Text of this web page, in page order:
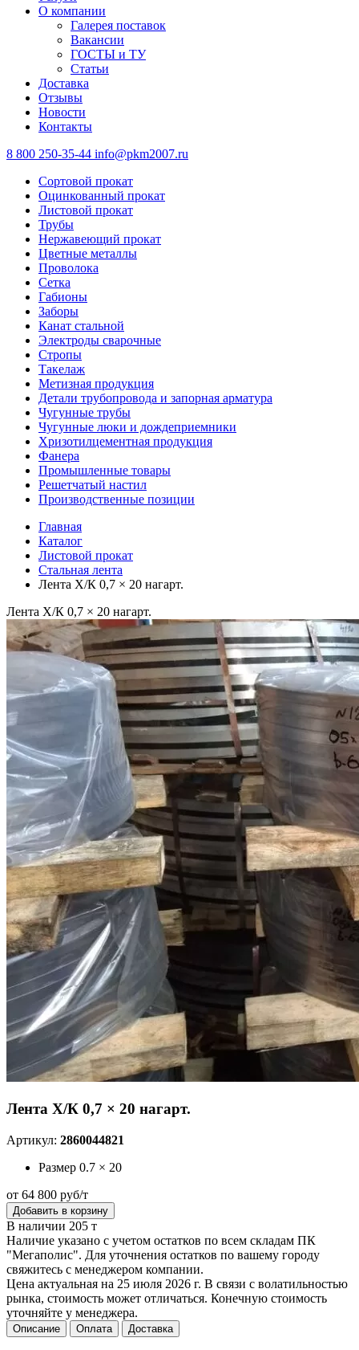
О компании
Галерея поставок
Вакансии
ГОСТЫ и ТУ
Статьи
Доставка
Отзывы
Новости
Контакты
8 800 250-35-44 info@pkm2007.ru
Сортовой прокат
Оцинкованный прокат
Листовой прокат
Трубы
Нержавеющий прокат
Цветные металлы
Проволока
Сетка
Габионы
Заборы
Канат стальной
Электроды сварочные
Стропы
Такелаж
Метизная продукция
Детали трубопровода и запорная арматура
Чугунные трубы
Чугунные люки и дождеприемники
Хризотилцементная продукция
Фанера
Промышленные товары
Решетчатый настил
Производственные позиции
Главная
Каталог
Листовой прокат
Стальная лента
Лента Х/К 0,7 × 20 нагарт.
Лента Х/К 0,7 × 20 нагарт.
Лента Х/К 0,7 × 20 нагарт.
Артикул: 2860044821
Размер 0.7 × 20
от 64 800 руб/т
Добавить в корзину
В наличии 205 т
Наличие указано с учетом остатков по всем складам ПК
"Мегаполис". Для уточнения остатков по вашему городу
свяжитесь с менеджером компании.
Цена актуальная на 25 июля 2026 г. В связи с волатильностью
рынка, стоимость может отличаться. Конечную стоимость
уточняйте у менеджера.
Описание Оплата Доставка